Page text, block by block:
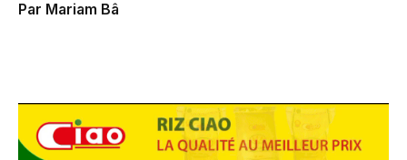
Par Mariam Bâ